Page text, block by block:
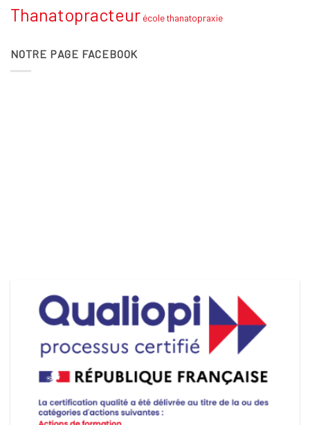
Thanatopracteur école thanatopraxie
NOTRE PAGE FACEBOOK